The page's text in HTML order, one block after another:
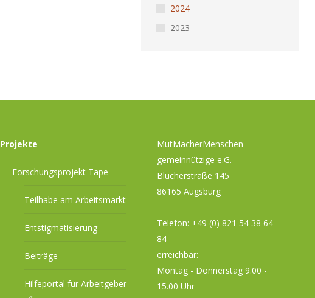
2024
2023
Projekte
Forschungsprojekt Tape
Teilhabe am Arbeitsmarkt
Entstigmatisierung
Beiträge
Hilfeportal für Arbeitgeber
MutMacherMenschen
gemeinnützige e.G.
Blücherstraße 145
86165 Augsburg
Telefon: +49 (0) 821 54 38 64
84
erreichbar:
Montag - Donnerstag 9.00 -
15.00 Uhr